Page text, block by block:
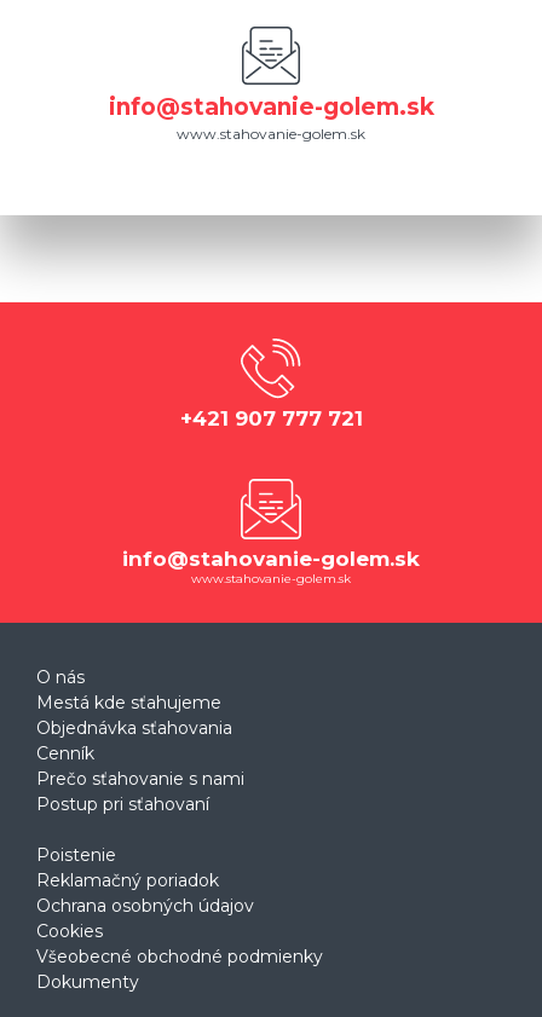
info@stahovanie-golem.sk
www.stahovanie-golem.sk
+421 907 777 721
info@stahovanie-golem.sk
www.stahovanie-golem.sk
O nás
Mestá kde sťahujeme
Objednávka sťahovania
Cenník
Prečo sťahovanie s nami
Postup pri sťahovaní
Poistenie
Reklamačný poriadok
Ochrana osobných údajov
Cookies
Všeobecné obchodné podmienky
Dokumenty